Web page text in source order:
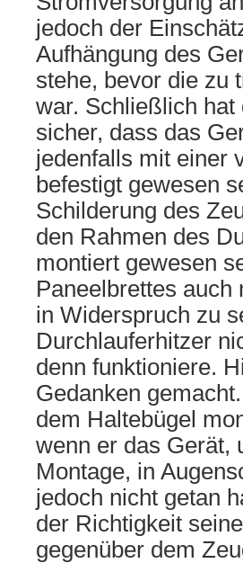
jedoch der
Aufhängung des
stehe, bevor die zu
war. Schließlich hat
sicher, dass das
jedenfalls mit einer
befestigt gewesen
Schilderung des
den Rahmen des
montiert gewesen
Paneelbrettes
in Widerspruch zu
Durchlauferhitzer
denn funktioniere.
Gedanken
dem Haltebügel
wenn er das Gerät,
Montage, in
jedoch nicht getan
der Richtigkeit
gegenüber dem